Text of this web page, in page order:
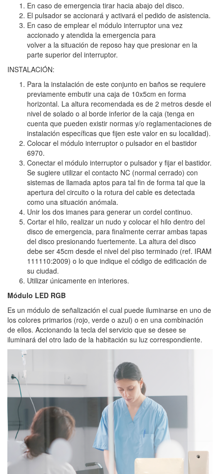
En caso de emergencia tirar hacia abajo del disco.
El pulsador se accionará y activará el pedido de asistencia.
En caso de emplear el módulo interruptor una vez
accionado y atendida la emergencia para
volver a la situación de reposo hay que presionar en la
parte superior del interruptor.
INSTALACIÓN:
Para la instalación de este conjunto en baños se requiere
previamente embutir una caja de 10x5cm en forma
horizontal. La altura recomendada es de 2 metros desde el
nivel de solado o al borde inferior de la caja (tenga en
cuenta que pueden existir normas y/o reglamentaciones de
instalación específicas que fijen este valor en su localidad).
Colocar el módulo interruptor o pulsador en el bastidor
6970.
Conectar el módulo interruptor o pulsador y fijar el bastidor.
Se sugiere utilizar el contacto NC (normal cerrado) con
sistemas de llamada aptos para tal fin de forma tal que la
apertura del circuito o la rotura del cable es detectada
como una situación anómala.
Unir los dos imanes para generar un cordel continuo.
Cortar el hilo, realizar un nudo y colocar el hilo dentro del
disco de emergencia, para finalmente cerrar ambas tapas
del disco presionando fuertemente. La altura del disco
debe ser 45cm desde el nivel del piso terminado (ref. IRAM
111110:2009) o lo que indique el código de edificación de
su ciudad.
Utilizar únicamente en interiores.
Módulo LED RGB
Es un módulo de señalización el cual puede iluminarse en uno de
los colores primarios (rojo, verde o azul) o en una combinación
de ellos. Accionando la tecla del servicio que se desee se
iluminará del otro lado de la habitación su luz correspondiente.